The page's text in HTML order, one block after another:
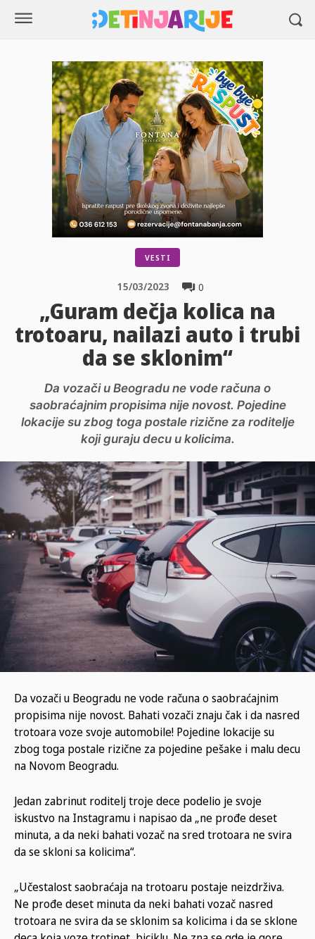
VESTI
0
15/03/2023
„Guram dečja kolica na
trotoaru, nailazi auto i trubi
da se sklonim“
Da vozači u Beogradu ne vode računa o
saobraćajnim propisima nije novost. Pojedine
lokacije su zbog toga postale rizične za roditelje
koji guraju decu u kolicima.
Da vozači u Beogradu ne vode računa o saobraćajnim
propisima nije novost. Bahati vozači znaju čak i da nasred
trotoara voze svoje automobile! Pojedine lokacije su
zbog toga postale rizične za pojedine pešake i malu decu
na Novom Beogradu.
Jedan zabrinut roditelj troje dece podelio je svoje
iskustvo na Instagramu i napisao da „ne prođe deset
minuta, a da neki bahati vozač na sred trotoara ne svira
da se skloni sa kolicima“.
„Učestalost saobraćaja na trotoaru postaje neizdrživa.
Ne prođe deset minuta da neki bahati vozač nasred
trotoara ne svira da se sklonim sa kolicima i da se sklone